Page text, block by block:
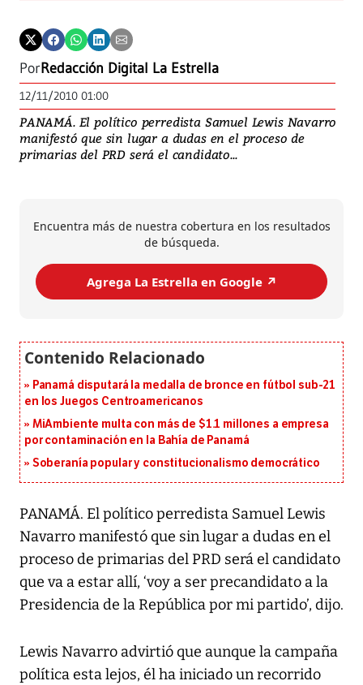
PorRedacción Digital La Estrella
12/11/2010 01:00
PANAMÁ. El político perredista Samuel Lewis Navarro
manifestó que sin lugar a dudas en el proceso de
primarias del PRD será el candidato...
Encuentra más de nuestra cobertura en los resultados
de búsqueda.
Agrega La Estrella en Google ↗️
Panamá disputará la medalla de bronce en fútbol sub-21
en los Juegos Centroamericanos
MiAmbiente multa con más de $1.1 millones a empresa
por contaminación en la Bahía de Panamá
Soberanía popular y constitucionalismo democrático
PANAMÁ. El político perredista Samuel Lewis
Navarro manifestó que sin lugar a dudas en el
proceso de primarias del PRD será el candidato
que va a estar allí, ‘voy a ser precandidato a la
Presidencia de la República por mi partido’, dijo.
Lewis Navarro advirtió que aunque la campaña
política esta lejos, él ha iniciado un recorrido